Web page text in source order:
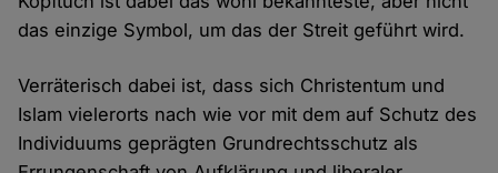
das einzige Symbol, um das der Streit geführt wird.
Verräterisch dabei ist, dass sich Christentum und
Islam vielerorts nach wie vor mit dem auf Schutz des
Individuums geprägten Grundrechtsschutz als